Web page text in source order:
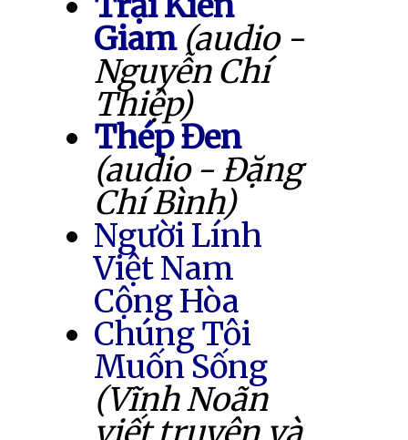
Giam (audio -
Nguyễn Chí
Thiệp)
Thép Đen
(audio - Đặng
Chí Bình)
Người Lính
Việt Nam
Cộng Hòa
Chúng Tôi
Muốn Sống
(Vĩnh Noãn